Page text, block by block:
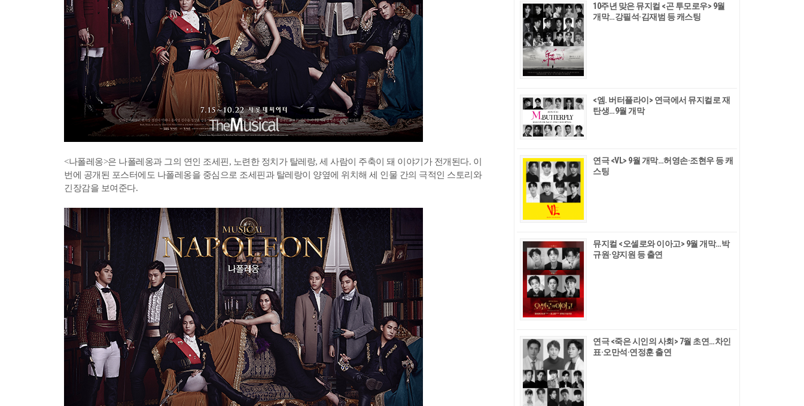
<나폴레옹>은 나폴레옹과 그의 연인 조세핀, 노련한 정치가 탈레랑, 세 사람이 주축이 돼 이야기가 전개된다. 이
번에 공개된 포스터에도 나폴레옹을 중심으로 조세핀과 탈레랑이 양옆에 위치해 세 인물 간의 극적인 스토리와
긴장감을 보여준다.
10주년 맞은 뮤지컬 <곤 투모로우> 9월
개막…강필석·김재범 등 캐스팅
<엠. 버터플라이> 연극에서 뮤지컬로 재
탄생…9월 개막
연극 <VL> 9월 개막…허영손·조현우 등 캐
스팅
뮤지컬 <오셀로와 이아고> 9월 개막…박
규원·양지원 등 출연
연극 <죽은 시인의 사회> 7월 초연…차인
표·오만석·연정훈 출연